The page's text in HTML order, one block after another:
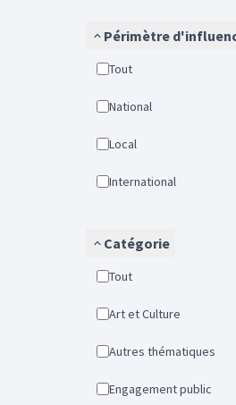
Périmètre
Tout
National
Local
International
Catégorie
Tout
Art et Culture
Autres thématiques
Engagement public